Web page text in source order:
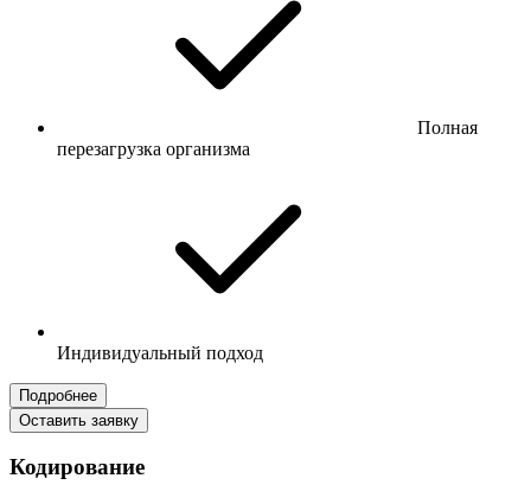
Полная
перезагрузка организма
Индивидуальный подход
Подробнее
Оставить заявку
Кодирование